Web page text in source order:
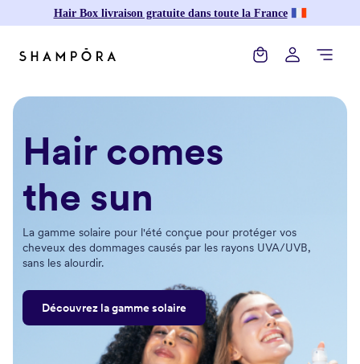
Hair Box livraison gratuite dans toute la France
Accueil
Hair Box
Produits
Notre formule
Ingrédients
Créez vos produits
Hair comes
the sun
La gamme solaire pour l'été conçue pour protéger vos
cheveux des dommages causés par les rayons UVA/UVB,
sans les alourdir.
Découvrez la gamme solaire